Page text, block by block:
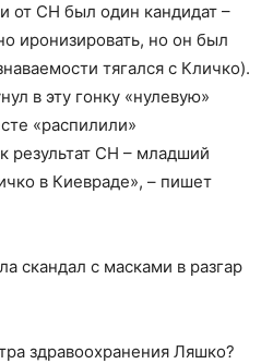
от СН был один кандидат –
иронизировать, но он был
тягался с Кличко).
в эту гонку «нулевую»
«распилили»
результат СН – младший
в Киевраде», – пишет
скандал с масками в разгар
здравоохранения Ляшко?